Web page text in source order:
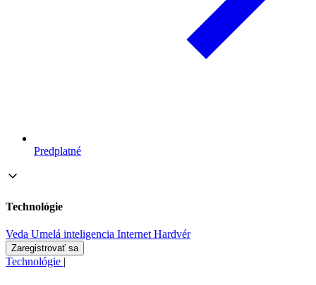
Predplatné
Technológie
Veda Umelá inteligencia Internet Hardvér
Zaregistrovať sa
Technológie |